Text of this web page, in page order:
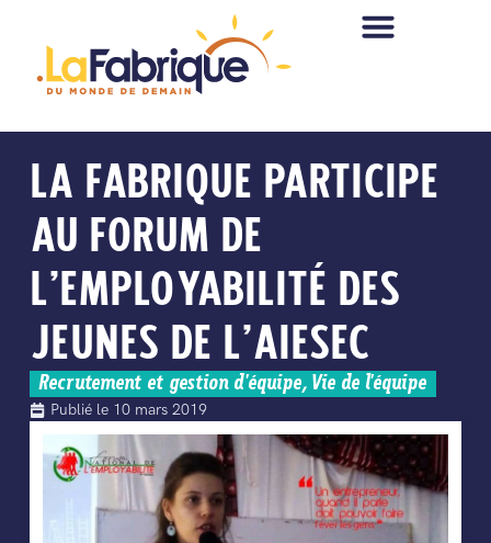
LA FABRIQUE PARTICIPE
AU FORUM DE
L’EMPLOYABILITÉ DES
JEUNES DE L’AIESEC
Recrutement et gestion d'équipe, Vie de l'équipe
Publié le 10 mars 2019